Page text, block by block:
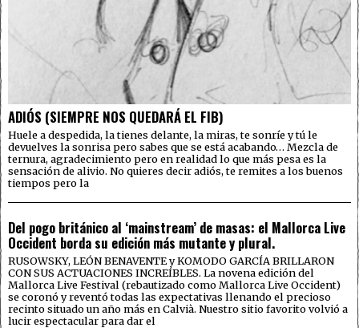
ADIÓS (SIEMPRE NOS QUEDARÁ EL FIB)
Huele a despedida, la tienes delante, la miras, te sonríe y tú le
devuelves la sonrisa pero sabes que se está acabando… Mezcla de
ternura, agradecimiento pero en realidad lo que más pesa es la
sensación de alivio. No quieres decir adiós, te remites a los buenos
tiempos pero la
Del pogo británico al ‘mainstream’ de masas: el Mallorca Live
Occident borda su edición más mutante y plural.
RUSOWSKY, LEÓN BENAVENTE y KOMODO GARCÍA BRILLARON
CON SUS ACTUACIONES INCREÍBLES. La novena edición del
Mallorca Live Festival (rebautizado como Mallorca Live Occident)
se coronó y reventó todas las expectativas llenando el precioso
recinto situado un año más en Calvià. Nuestro sitio favorito volvió a
lucir espectacular para dar el